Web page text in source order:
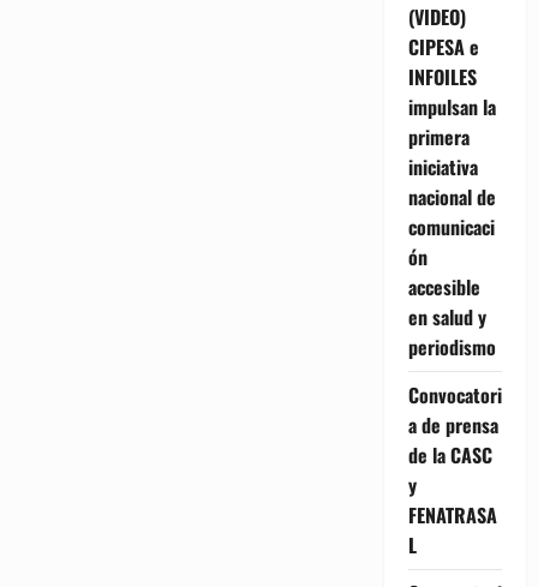
(VIDEO)
CIPESA e
INFOILES
impulsan la
primera
iniciativa
nacional de
comunicaci
ón
accesible
en salud y
periodismo
Convocatori
a de prensa
de la CASC
y
FENATRASA
L